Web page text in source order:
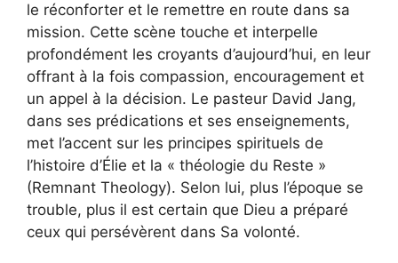
le réconforter et le remettre en route dans sa
mission. Cette scène touche et interpelle
profondément les croyants d’aujourd’hui, en leur
offrant à la fois compassion, encouragement et
un appel à la décision. Le pasteur David Jang,
dans ses prédications et ses enseignements,
met l’accent sur les principes spirituels de
l’histoire d’Élie et la « théologie du Reste »
(Remnant Theology). Selon lui, plus l’époque se
trouble, plus il est certain que Dieu a préparé
ceux qui persévèrent dans Sa volonté.